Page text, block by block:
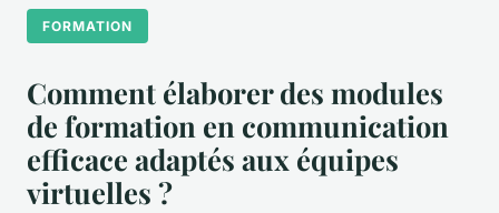
FORMATION
Comment élaborer des modules
de formation en communication
efficace adaptés aux équipes
virtuelles ?